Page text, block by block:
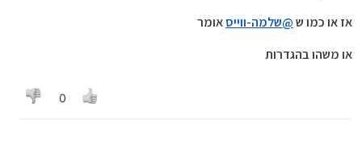
אז או כמו ש@שלמה-ווייסאומר
או משהו בהגדרות
0